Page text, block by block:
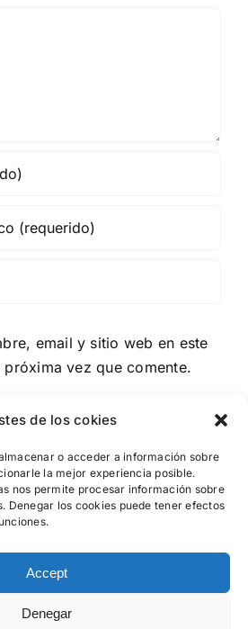
de los cokies
o acceder a información sobre
la mejor experiencia posible.
nos permite procesar información sobre
Denegar los cookies puede tener efectos
Accept
Denegar
email y sitio web en este
vez que comente.
s.l.